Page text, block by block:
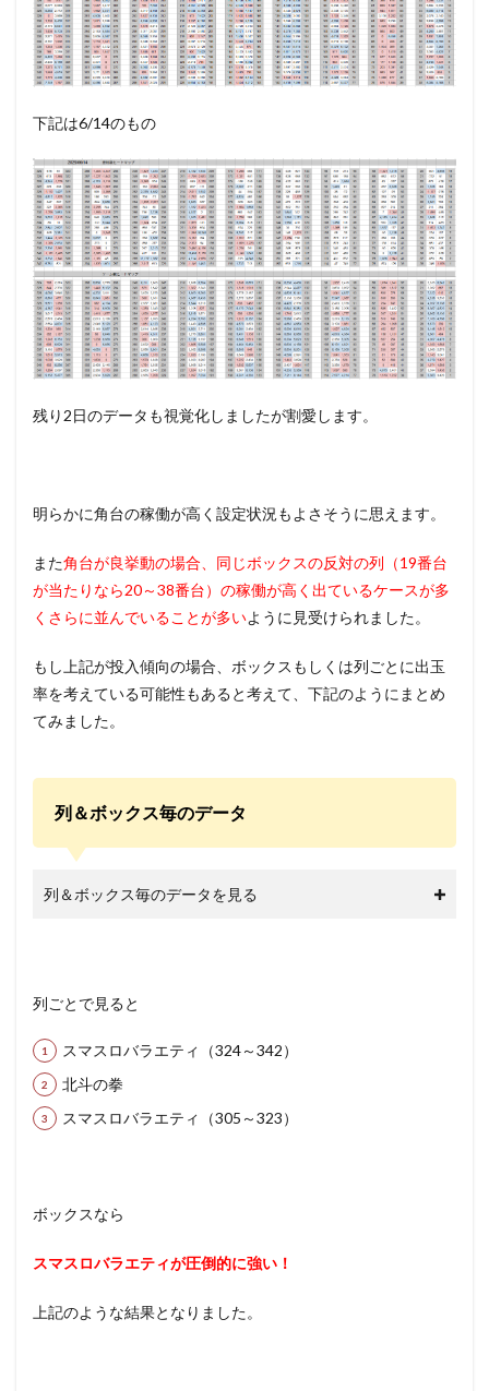
下記は6/14のもの
残り2日のデータも視覚化しましたが割愛します。
明らかに角台の稼働が高く設定状況もよさそうに思えます。
また角台が良挙動の場合、同じボックスの反対の列（19番台
が当たりなら20～38番台）の稼働が高く出ているケースが多
くさらに並んでいることが多いように見受けられました。
もし上記が投入傾向の場合、ボックスもしくは列ごとに出玉
率を考えている可能性もあると考えて、下記のようにまとめ
てみました。
列＆ボックス毎のデータ
列＆ボックス毎のデータを見る
列ごとで見ると
スマスロバラエティ（324～342）
北斗の拳
スマスロバラエティ（305～323）
ボックスなら
スマスロバラエティが圧倒的に強い！
上記のような結果となりました。